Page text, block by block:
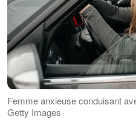
Femme anxieuse conduisant
Getty Images